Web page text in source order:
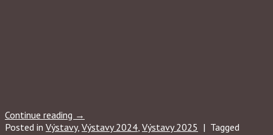
Continue reading →
Posted in Výstavy, Výstavy 2024 Výstavy 2025 | Tagged